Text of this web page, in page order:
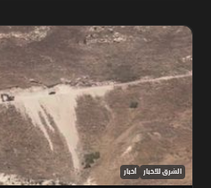
الشرق للأخبار أخبار